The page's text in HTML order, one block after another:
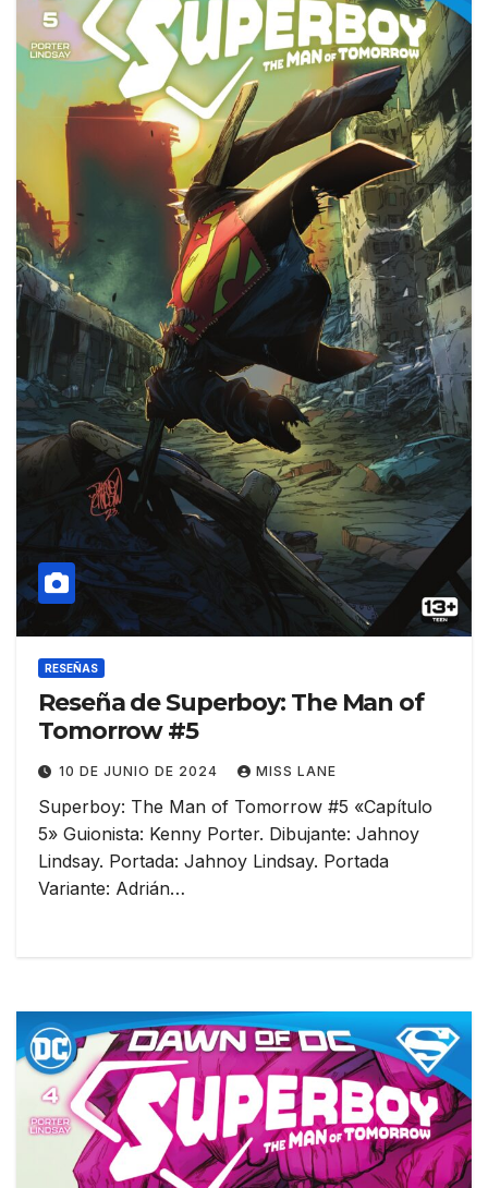
RESEÑAS
Reseña de Superboy: The Man of
Tomorrow #5
10 DE JUNIO DE 2024 MISS LANE
Superboy: The Man of Tomorrow #5 «Capítulo
5» Guionista: Kenny Porter. Dibujante: Jahnoy
Lindsay. Portada: Jahnoy Lindsay. Portada
Variante: Adrián…